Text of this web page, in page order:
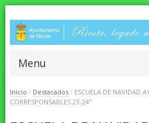
Menu
Inicio / Destacados / ESCUELA DE NAVIDAD
CORRESPONSABLES 23-24″